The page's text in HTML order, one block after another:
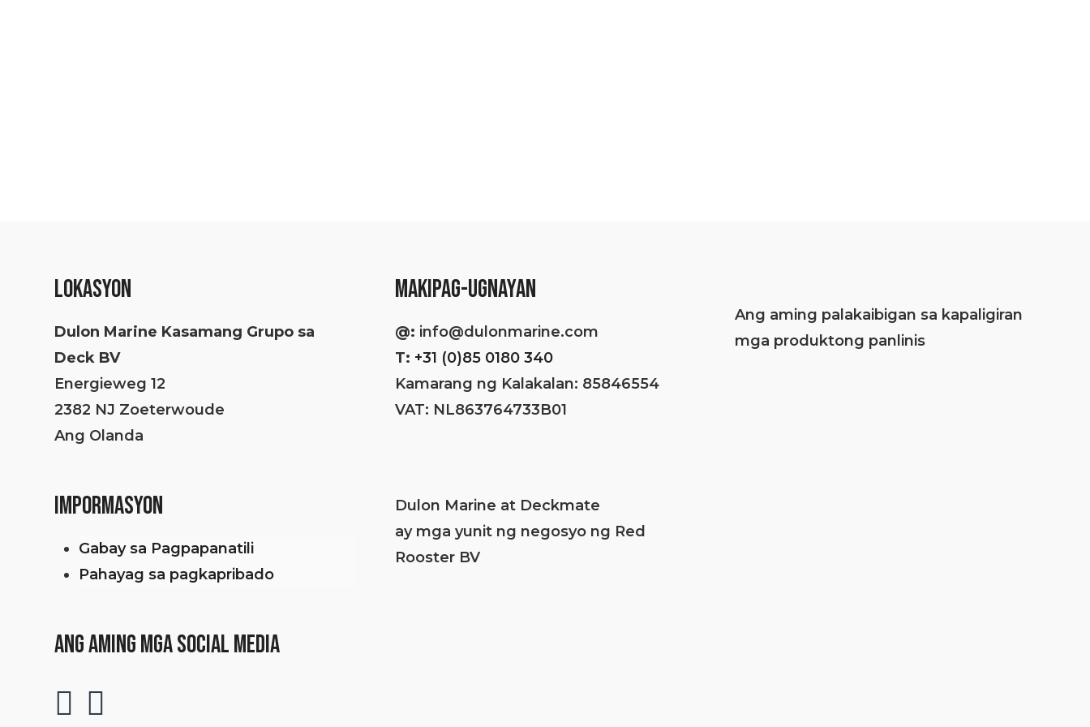
LOKASYON
Dulon Marine Kasamang Grupo sa
Deck BV
Energieweg 12
2382 NJ Zoeterwoude
Ang Olanda
IMPORMASYON
Gabay sa Pagpapanatili
Pahayag sa pagkapribado
ANG AMING MGA SOCIAL MEDIA
MAKIPAG-UGNAYAN
@: info@dulonmarine.com
T: +31 (0)85 0180 340
Kamarang ng Kalakalan: 85846554
VAT: NL863764733B01
Dulon Marine at Deckmate
ay mga yunit ng negosyo ng Red
Rooster BV
Ang aming palakaibigan sa kapaligiran
mga produktong panlinis